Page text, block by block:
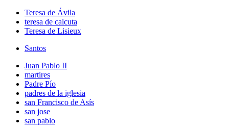
Teresa de Ávila
teresa de calcuta
Teresa de Lisieux
Santos
Juan Pablo II
martires
Padre Pío
padres de la iglesia
san Francisco de Asís
san jose
san pablo